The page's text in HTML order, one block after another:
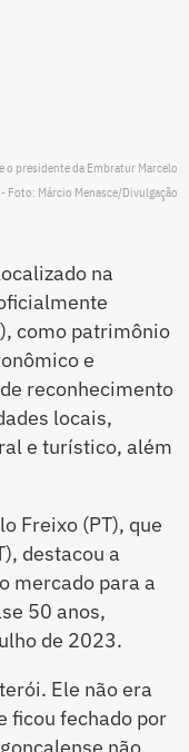
o presidente da Embratur Marcelo
Foto: Márcio Menasce/Divulgação
na
como patrimônio
e
reconhecimento
locais,
e turístico, além
Freixo (PT), que
destacou a
mercado para a
50 anos,
de 2023.
Ele não era
ficou fechado por